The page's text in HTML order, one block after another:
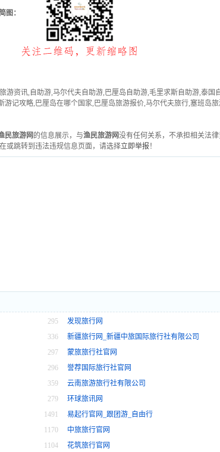
图：
资讯,自助游,马尔代夫自助游,巴厘岛自助游,毛里求斯自助游,泰国
记攻略,巴厘岛在哪个国家,巴厘岛旅游报价,马尔代夫旅行,塞班岛
民旅游网 的信息展示，与渔民旅游网没有任何关系，不承担相关法
或跳转到违法违规信息页面，请选择立即举报 ！
295
发现旅行网
336
新疆旅行网_新疆中旅国际旅行社有限公司
297
蒙旅旅行社官网
296
誉荐国际旅行社官网
359
云南旅游旅行社有限公司
279
环球旅讯网
1491
易起行官网_跟团游_自由行
1170
中旅旅行官网
1104
花筑旅行官网